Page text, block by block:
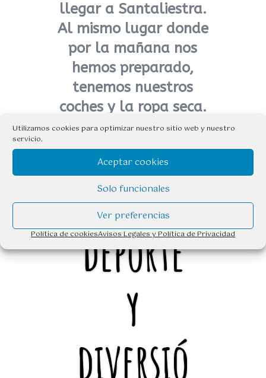
Utilizamos cookies para optimizar nuestro sitio web y nuestro
servicio.
Aceptar cookies
Solo funcionales
Ver preferencias
Política de cookiesAvisos Legales y Política de Privacidad
llegar a Santaliestra.
Al mismo lugar donde
por la mañana nos
hemos preparado,
tenemos nuestros
coches y la ropa seca.
AGUA,
deporte
y
diversió